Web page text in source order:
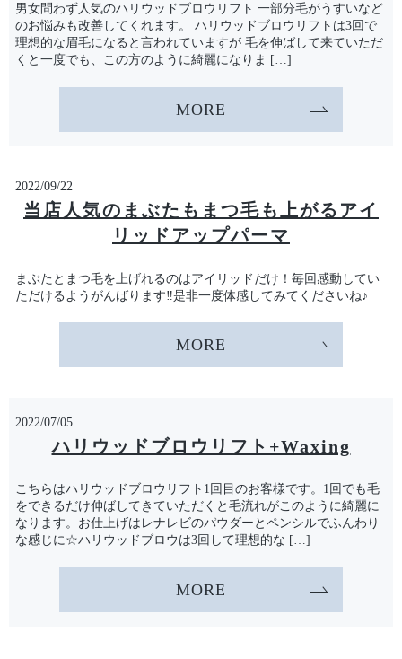
男女問わず人気のハリウッドブロウリフト 一部分毛がうすいなど
のお悩みも改善してくれます。 ハリウッドブロウリフトは3回で
理想的な眉毛になると言われていますが 毛を伸ばして来ていただ
くと一度でも、この方のように綺麗になりま […]
MORE
2022/09/22
当店人気のまぶたもまつ毛も上がるアイ
リッドアップパーマ
まぶたとまつ毛を上げれるのはアイリッドだけ！毎回感動してい
ただけるようがんばります‼︎是非一度体感してみてくださいね♪
MORE
2022/07/05
ハリウッドブロウリフト+Waxing
こちらはハリウッドブロウリフト1回目のお客様です。1回でも毛
をできるだけ伸ばしてきていただくと毛流れがこのように綺麗に
なります。お仕上げはレナレビのパウダーとペンシルでふんわり
な感じに☆ハリウッドブロウは3回して理想的な […]
MORE